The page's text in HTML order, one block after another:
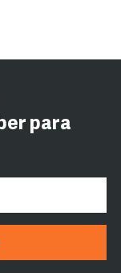
para